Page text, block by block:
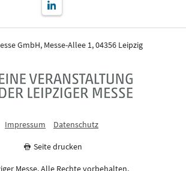
GmbH, Messe-Allee 1, 04356 Leipzig
Impressum Datenschutz
Seite drucken
Messe. Alle Rechte vorbehalten.